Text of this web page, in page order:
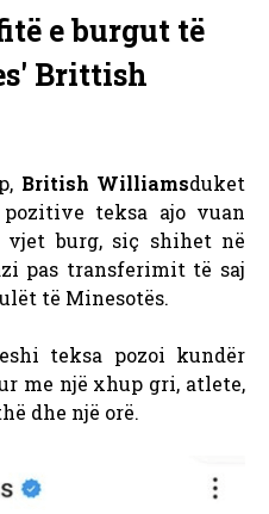
e burgut të
Brittish
British Williamsduket
teksa ajo vuan
burg, siç shihet në
pas transferimit të saj
të Minesotës.
teksa pozoi kundër
me një xhup gri, atlete,
dhe një orë.